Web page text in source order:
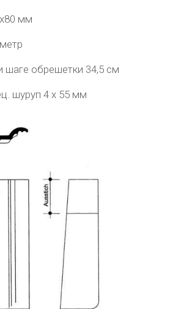
мм
шаге обрешетки 34,5 см
шуруп 4 х 55 мм